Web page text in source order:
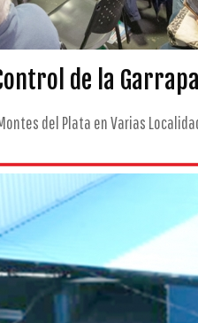
de la
del Plata en Varias